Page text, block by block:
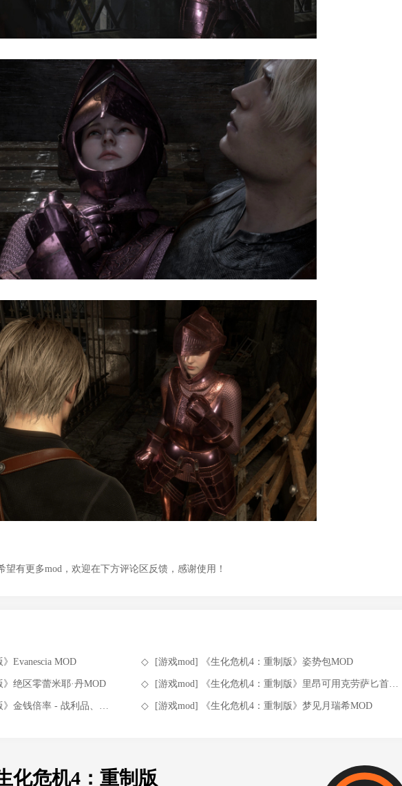
有更多mod，欢迎在下方评论区反馈，感谢使用！
Evanescia MOD [游戏mod] 《生化危机4：重制版》姿势包MOD
绝区零蕾米耶·丹MOD [游戏mod] 《生化危机4：重制版》里昂可用克劳萨匕首MOD
利品、商人售价与尖晶石MOD [游戏mod] 《生化危机4：重制版》梦见月瑞希MOD
化危机4：重制版